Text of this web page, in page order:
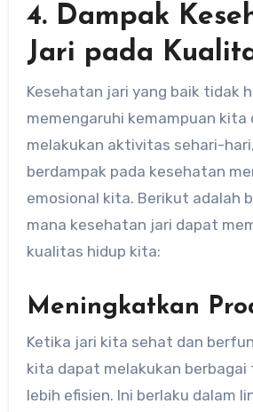
4. Dampak
Jari pada
Kesehatan jari yang baik tidak
memengaruhi kemampuan kita
melakukan aktivitas sehari-
berdampak pada kesehatan
emosional kita. Berikut adalah
mana kesehatan jari dapat
kualitas hidup kita:
Meningkatkan
Ketika jari kita sehat dan
kita dapat melakukan berbagai
lebih efisien. Ini berlaku dalam